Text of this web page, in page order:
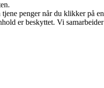
penger når du klikker på
er beskyttet. Vi